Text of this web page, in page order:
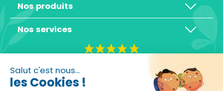
Salut c'est nous...
les Cookies !
Nos produits
Nos services